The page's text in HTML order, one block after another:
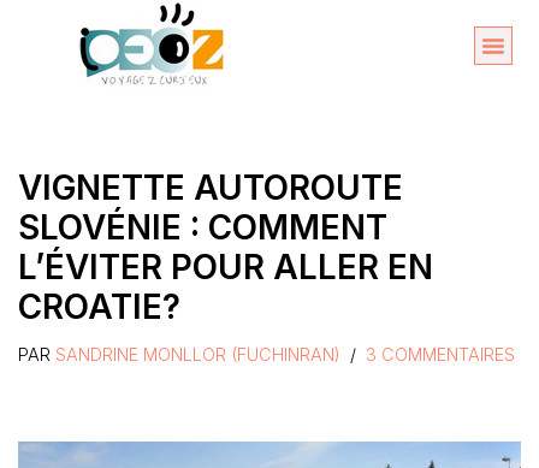
VIGNETTE AUTOROUTE
SLOVÉNIE : COMMENT
L’ÉVITER POUR ALLER EN
CROATIE?
PAR SANDRINE MONLLOR (FUCHINRAN) 3 COMMENTAIRES